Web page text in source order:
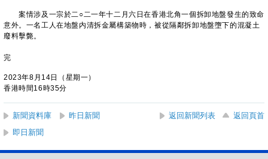
案情涉及一宗於二○二一年十二月六日在香港北角一個拆卸地盤發生的致命
意外。一名工人在地盤内清拆金屬構築物時，被從隔鄰拆卸地盤墮下的混凝土
廢料擊斃。
完
2023年8月14日（星期一）
香港時間16時35分
新聞資料庫 昨日新聞 返回新聞列表
返回頁首
即日新聞